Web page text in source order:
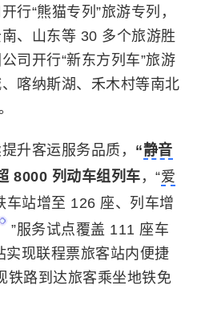
行“熊猫专列”旅游专列，
、山东等 30 多个旅游胜
司开行“新东方列车”旅游
喀纳斯湖、 禾木村等南北
升客运服务品质， “静音
8000 列动车组列车 ，“爱
车站增至 126 座、列车增
”服务试点覆盖 111 座车
实现联程票旅客站内便捷
铁路到达旅客乘坐地铁免